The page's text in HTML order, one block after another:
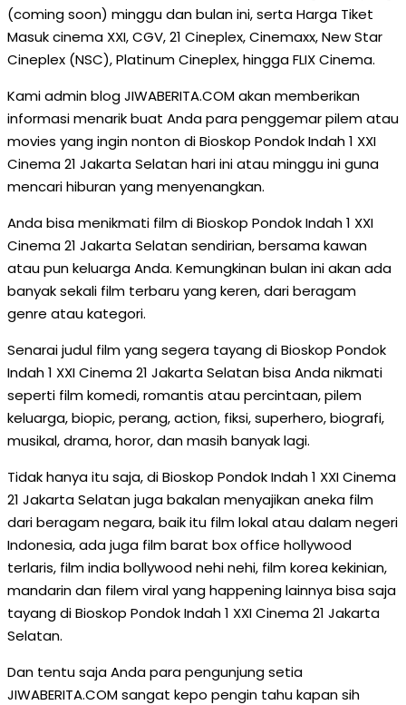
(coming soon) minggu dan bulan ini, serta Harga Tiket
Masuk cinema XXI, CGV, 21 Cineplex, Cinemaxx, New Star
Cineplex (NSC), Platinum Cineplex, hingga FLIX Cinema.
Kami admin blog JIWABERITA.COM akan memberikan
informasi menarik buat Anda para penggemar pilem atau
movies yang ingin nonton di Bioskop Pondok Indah 1 XXI
Cinema 21 Jakarta Selatan hari ini atau minggu ini guna
mencari hiburan yang menyenangkan.
Anda bisa menikmati film di Bioskop Pondok Indah 1 XXI
Cinema 21 Jakarta Selatan sendirian, bersama kawan
atau pun keluarga Anda. Kemungkinan bulan ini akan ada
banyak sekali film terbaru yang keren, dari beragam
genre atau kategori.
Senarai judul film yang segera tayang di Bioskop Pondok
Indah 1 XXI Cinema 21 Jakarta Selatan bisa Anda nikmati
seperti film komedi, romantis atau percintaan, pilem
keluarga, biopic, perang, action, fiksi, superhero, biografi,
musikal, drama, horor, dan masih banyak lagi.
Tidak hanya itu saja, di Bioskop Pondok Indah 1 XXI Cinema
21 Jakarta Selatan juga bakalan menyajikan aneka film
dari beragam negara, baik itu film lokal atau dalam negeri
Indonesia, ada juga film barat box office hollywood
terlaris, film india bollywood nehi nehi, film korea kekinian,
mandarin dan filem viral yang happening lainnya bisa saja
tayang di Bioskop Pondok Indah 1 XXI Cinema 21 Jakarta
Selatan.
Dan tentu saja Anda para pengunjung setia
JIWABERITA.COM sangat kepo pengin tahu kapan sih